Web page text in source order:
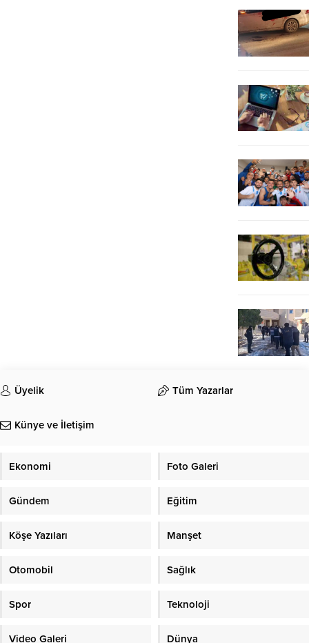
Üyelik Tüm Yazarlar
Künye ve İletişim
Ekonomi Foto Galeri
Gündem Eğitim
Köşe Yazıları Manşet
Otomobil Sağlık
Spor Teknoloji
Video Galeri Dünya